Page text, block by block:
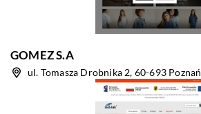
GOMEZ S.A
ul. Tomasza Drobnika 2, 60-693 Poznań